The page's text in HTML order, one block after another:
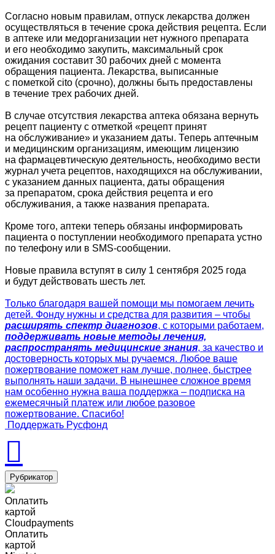
Согласно новым правилам, отпуск лекарства должен
осуществляться в течение срока действия рецепта. Если
в аптеке или медорганизации нет нужного препарата
и его необходимо закупить, максимальный срок
ожидания составит 30 рабочих дней с момента
обращения пациента. Лекарства, выписанные
с пометкой cito (срочно), должны быть предоставлены
в течение трех рабочих дней.
В случае отсутствия лекарства аптека обязана вернуть
рецепт пациенту с отметкой «рецепт принят
на обслуживание» и указанием даты. Теперь аптечным
и медицинским организациям, имеющим лицензию
на фармацевтическую деятельность, необходимо вести
журнал учета рецептов, находящихся на обслуживании,
с указанием данных пациента, даты обращения
за препаратом, срока действия рецепта и его
обслуживания, а также названия препарата.
Кроме того, аптеки теперь обязаны информировать
пациента о поступлении необходимого препарата устно
по телефону или в SMS-сообщении.
Новые правила вступят в силу 1 сентября 2025 года
и будут действовать шесть лет.
Только благодаря вашей помощи мы помогаем лечить
детей. Фонду нужны и средства для развития – чтобы
расширять спектр диагнозов, с которыми работаем,
поддерживать новые методы лечения,
распространять медицинские знания, за качество и
достоверность которых мы ручаемся. Любое ваше
пожертвование поможет нам лучше, полнее, быстрее
выполнять наши задачи. В нынешнее сложное время
нам особенно нужна ваша поддержка – подписка на
ежемесячный платеж или любое разовое
пожертвование. Спасибо!
Поддержать Русфонд
Рубрикатор
Оплатить
картой
Cloudpayments
Оплатить
картой